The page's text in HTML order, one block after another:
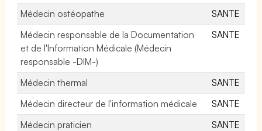
Médecin ostéopathe
SANTE
Médecin responsable de la Documentation
et de l'Information Médicale (Médecin
responsable -DIM-)
SANTE
Médecin thermal
SANTE
Médecin directeur de l'information médicale
SANTE
Médecin praticien
SANTE